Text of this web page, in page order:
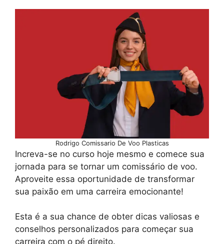
Rodrigo Comissario De Voo Plasticas
Increva-se no curso hoje mesmo e comece sua
jornada para se tornar um comissário de voo.
Aproveite essa oportunidade de transformar
sua paixão em uma carreira emocionante!
Esta é a sua chance de obter dicas valiosas e
conselhos personalizados para começar sua
carreira com o pé direito.